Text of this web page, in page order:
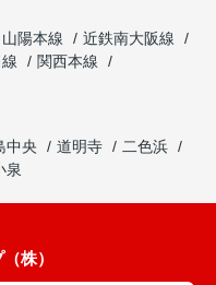
山陽本線
近鉄南大阪線
関西本線
中央 道明寺
二色浜
泉
株）